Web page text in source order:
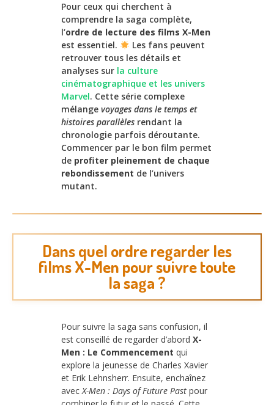
Pour ceux qui cherchent à
comprendre la saga complète,
l’ordre de lecture des films X-Men
est essentiel.
Les fans peuvent
retrouver tous les détails et
analyses sur la culture
cinématographique et les univers
Marvel. Cette série complexe
mélange voyages dans le temps et
histoires parallèles rendant la
chronologie parfois déroutante.
Commencer par le bon film permet
de profiter pleinement de chaque
rebondissement de l’univers
mutant.
Dans quel ordre regarder les
films X-Men pour suivre toute
la saga ?
Pour suivre la saga sans confusion, il
est conseillé de regarder d’abord X-
Men : Le Commencement qui
explore la jeunesse de Charles Xavier
et Erik Lehnsherr. Ensuite, enchaînez
avecX-Men : Days of Future Past pour